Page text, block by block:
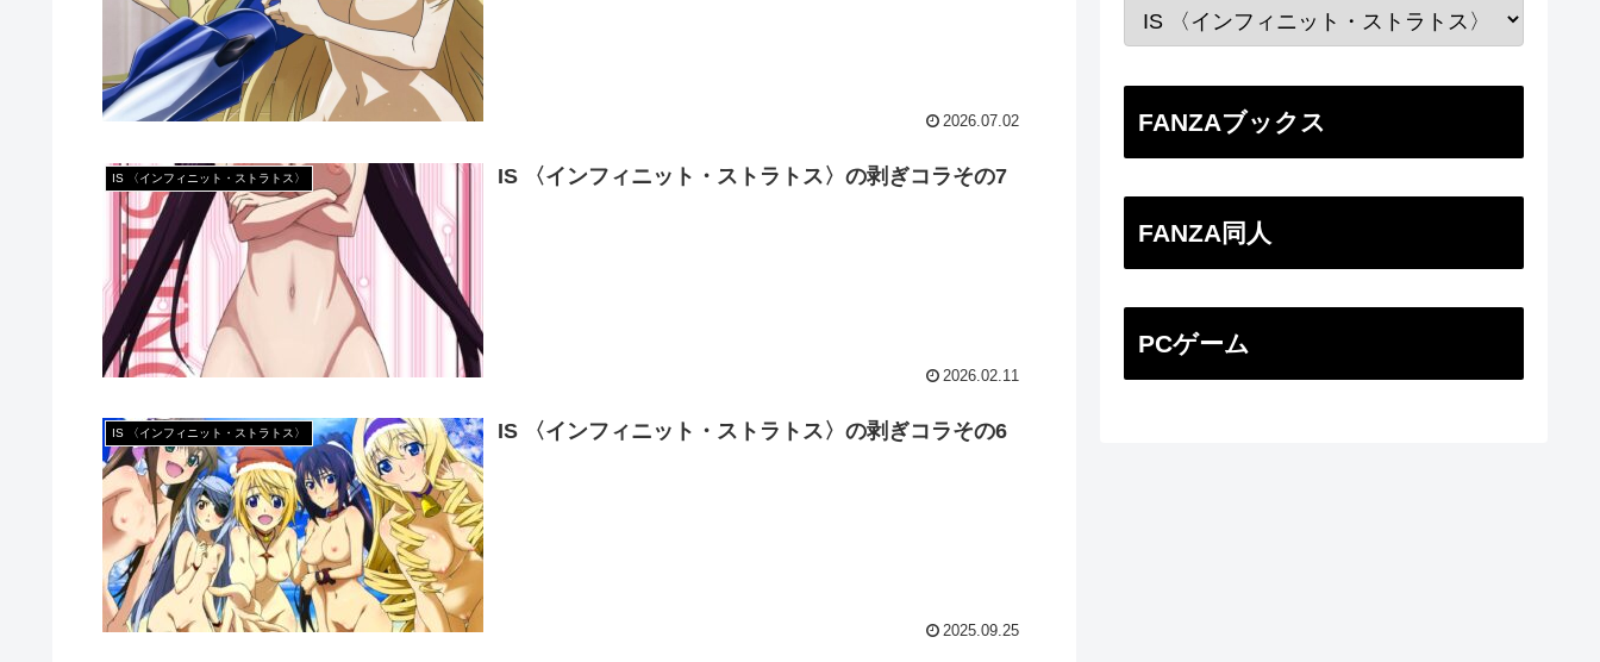
2026.07.02
IS 〈インフィニット・ストラトス〉 IS 〈インフィニット・ストラトス〉の剥ぎコラその7
2026.02.11
IS 〈インフィニット・ストラトス〉 IS 〈インフィニット・ストラトス〉の剥ぎコラその6
2025.09.25
FANZAブックス
FANZA同人
PCゲーム